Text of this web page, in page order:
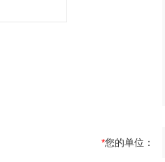
*您的单位：